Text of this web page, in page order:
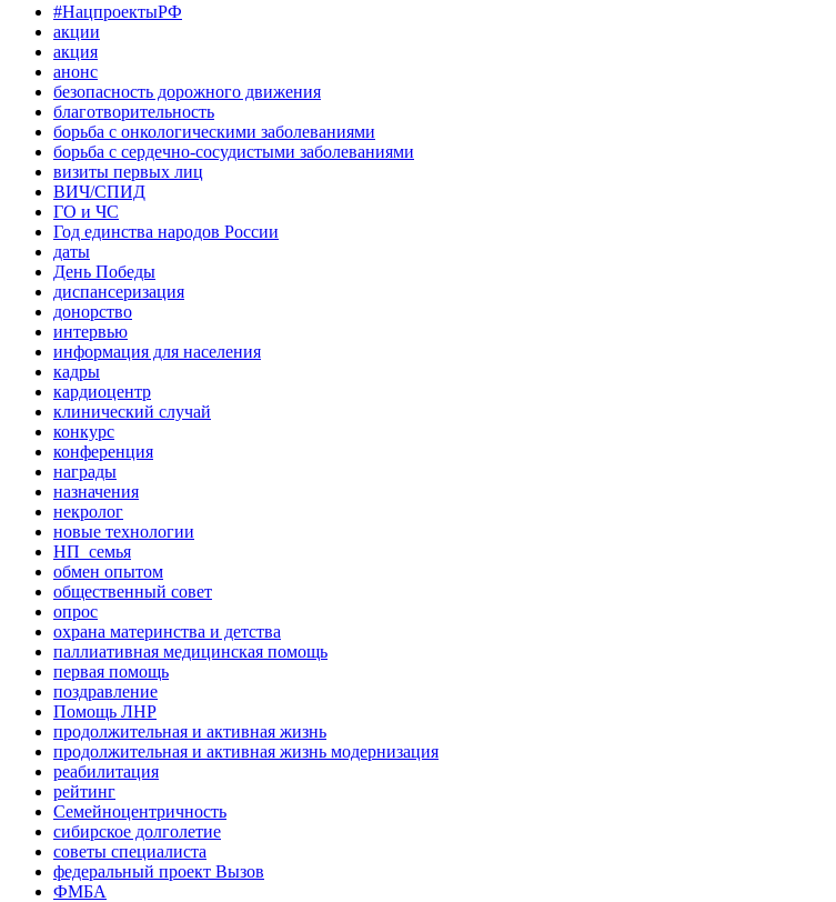
#НацпроектыРФ
акции
акция
анонс
безопасность дорожного движения
благотворительность
борьба с онкологическими заболеваниями
борьба с сердечно-сосудистыми заболеваниями
визиты первых лиц
ВИЧ/СПИД
ГО и ЧС
Год единства народов России
даты
День Победы
диспансеризация
донорство
интервью
информация для населения
кадры
кардиоцентр
клинический случай
конкурс
конференция
награды
назначения
некролог
новые технологии
НП_семья
обмен опытом
общественный совет
опрос
охрана материнства и детства
паллиативная медицинская помощь
первая помощь
поздравление
Помощь ЛНР
продолжительная и активная жизнь
продолжительная и активная жизнь модернизация
реабилитация
рейтинг
Семейноцентричность
сибирское долголетие
советы специалиста
федеральный проект Вызов
ФМБА